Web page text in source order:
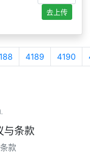
去上传
4189 4190
与条款
款